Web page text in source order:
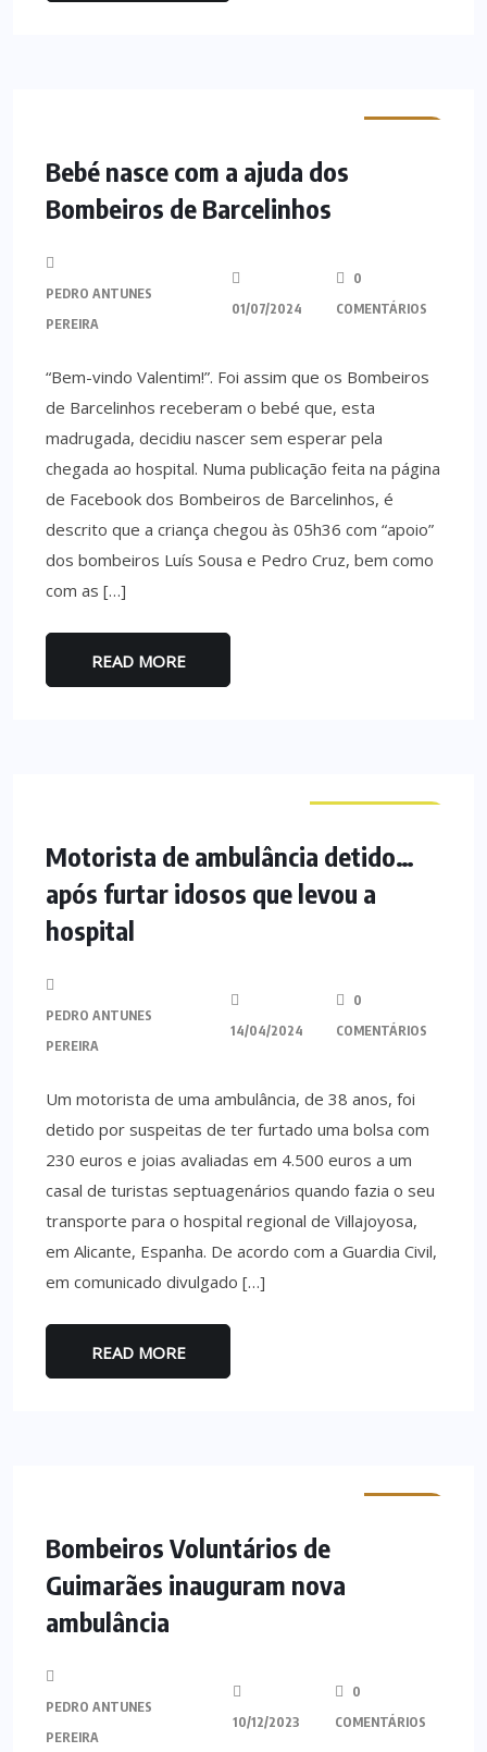
Bebé nasce com a ajuda dos
Bombeiros de Barcelinhos
PEDRO ANTUNES
PEREIRA
01/07/2024
0
COMENTÁRIOS
“Bem-vindo Valentim!”. Foi assim que os Bombeiros
de Barcelinhos receberam o bebé que, esta
madrugada, decidiu nascer sem esperar pela
chegada ao hospital. Numa publicação feita na página
de Facebook dos Bombeiros de Barcelinhos, é
descrito que a criança chegou às 05h36 com “apoio”
dos bombeiros Luís Sousa e Pedro Cruz, bem como
com as […]
READ MORE
Motorista de ambulância detido…
após furtar idosos que levou a
hospital
PEDRO ANTUNES
PEREIRA
14/04/2024
0
COMENTÁRIOS
Um motorista de uma ambulância, de 38 anos, foi
detido por suspeitas de ter furtado uma bolsa com
230 euros e joias avaliadas em 4.500 euros a um
casal de turistas septuagenários quando fazia o seu
transporte para o hospital regional de Villajoyosa,
em Alicante, Espanha. De acordo com a Guardia Civil,
em comunicado divulgado […]
READ MORE
Bombeiros Voluntários de
Guimarães inauguram nova
ambulância
PEDRO ANTUNES
PEREIRA
10/12/2023
0
COMENTÁRIOS